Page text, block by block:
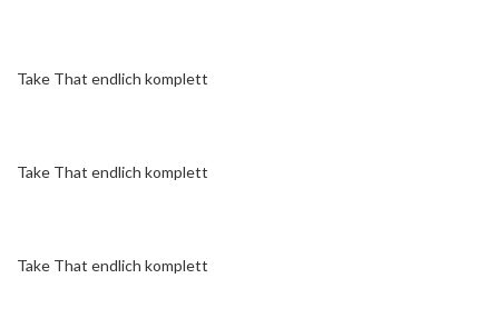
Take That endlich komplett
Take That endlich komplett
Take That endlich komplett